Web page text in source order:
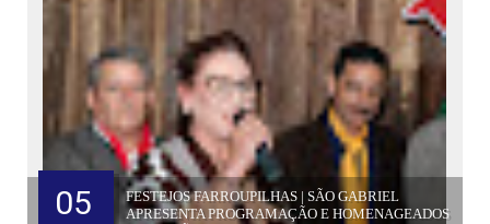
FESTEJOS FARROUPILHAS | SÃO GABRIEL
APRESENTA PROGRAMAÇÃO E HOMENAGEADOS
05